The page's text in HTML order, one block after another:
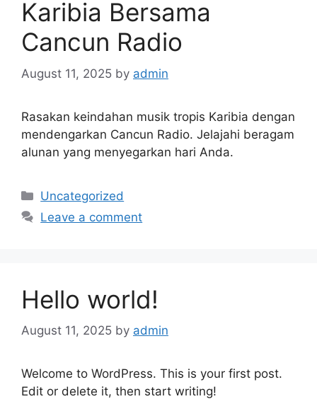
Karibia Bersama
Cancun Radio
August 11, 2025 by admin
Rasakan keindahan musik tropis Karibia dengan
mendengarkan Cancun Radio. Jelajahi beragam
alunan yang menyegarkan hari Anda.
Categories
Uncategorized
Leave a comment
Hello world!
August 11, 2025 by admin
Welcome to WordPress. This is your first post.
Edit or delete it, then start writing!